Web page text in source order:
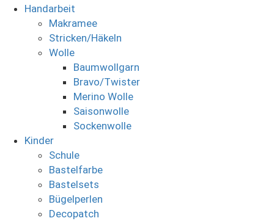
Handarbeit
Makramee
Stricken/Häkeln
Wolle
Baumwollgarn
Bravo/Twister
Merino Wolle
Saisonwolle
Sockenwolle
Kinder
Schule
Bastelfarbe
Bastelsets
Bügelperlen
Decopatch